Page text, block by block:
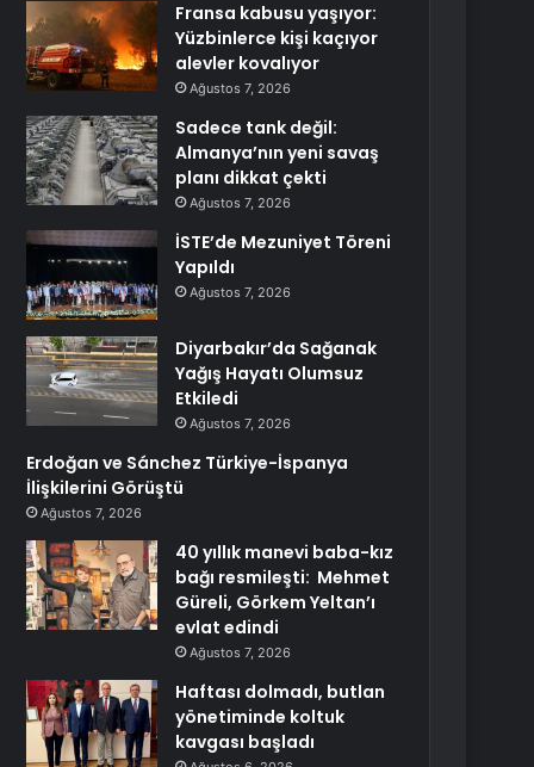
Fransa kabusu yaşıyor:
Yüzbinlerce kişi kaçıyor
alevler kovalıyor
Ağustos 7, 2026
Sadece tank değil:
Almanya’nın yeni savaş
planı dikkat çekti
Ağustos 7, 2026
İSTE’de Mezuniyet Töreni
Yapıldı
Ağustos 7, 2026
Diyarbakır’da Sağanak
Yağış Hayatı Olumsuz
Etkiledi
Ağustos 7, 2026
Erdoğan ve Sánchez Türkiye-İspanya
İlişkilerini Görüştü
Ağustos 7, 2026
40 yıllık manevi baba-kız
bağı resmileşti: Mehmet
Güreli, Görkem Yeltan’ı
evlat edindi
Ağustos 7, 2026
Haftası dolmadı, butlan
yönetiminde koltuk
kavgası başladı